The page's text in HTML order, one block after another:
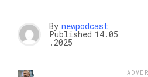
By newpodcast
Published 14.05
.2025